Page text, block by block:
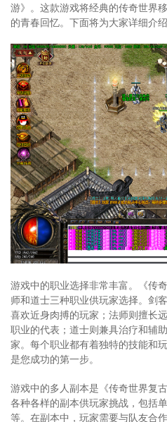
游》。这款游戏将经典的传奇世界
的青春回忆。下面将为大家详细介
游戏中的职业选择非常丰富。《传
师和道士三种职业供玩家选择。剑
喜欢近身肉搏的玩家；法师则擅长
职业的代表；道士则兼具治疗和辅
家。每个职业都有着独特的技能和
是您成功的第一步。
游戏中的多人副本是《传奇世界复
各种各样的副本供玩家挑战，包括
等。在副本中，玩家需要与队友合